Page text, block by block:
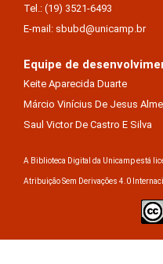
Tel.: (19) 3521-6493
E-mail: sbubd@unicamp.br
Equipe de
Keite Aparecida Duarte
Márcio Vinícius De Jesus
Saul Victor De Castro E Silva
A Biblioteca Digital da Unicamp está
Atribuição Sem Derivações 4.0